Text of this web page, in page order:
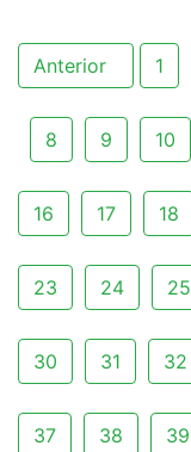
Anterior 1
8 9 10
16 17 18
23 24 25
30 31 32
37 38 39